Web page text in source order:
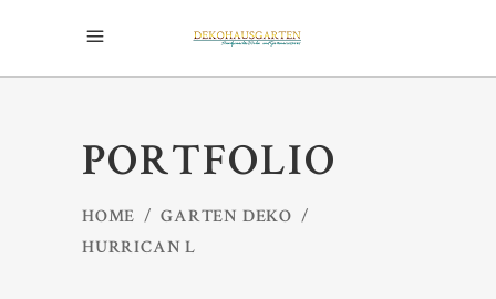
PORTFOLIO
HOME /GARTEN DEKO /
HURRICAN L